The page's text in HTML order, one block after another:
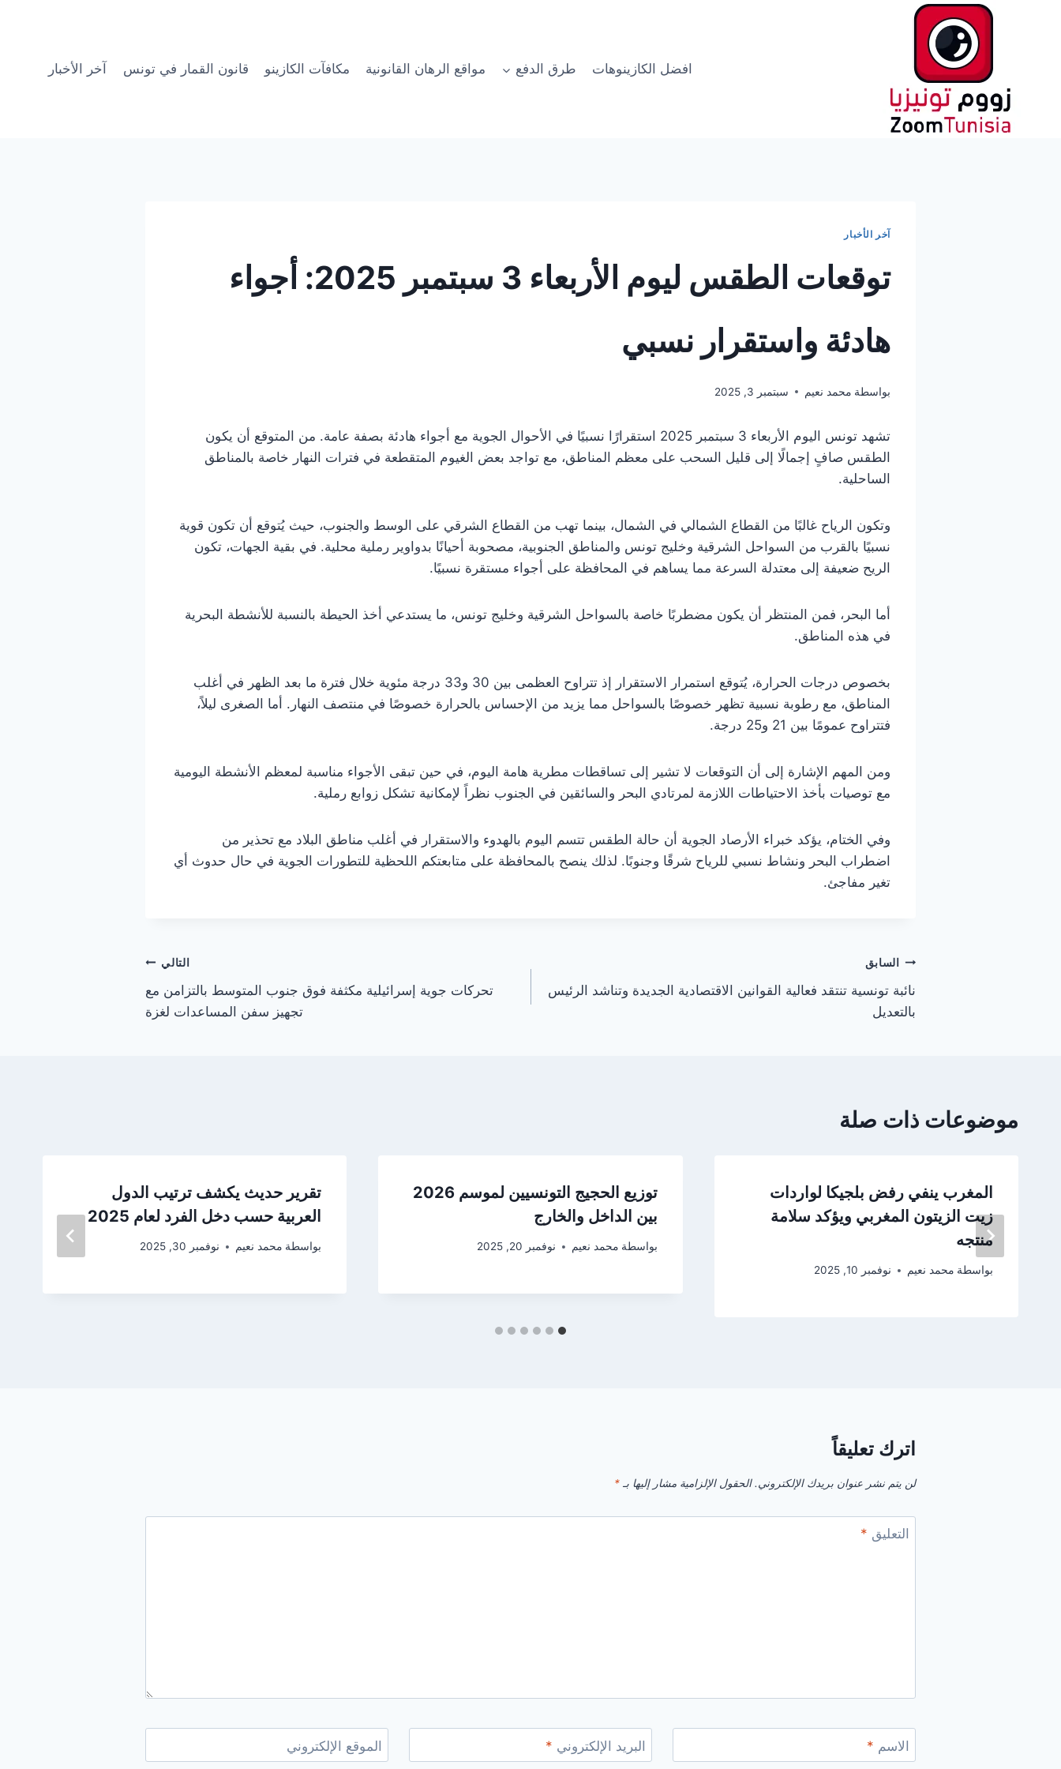
افضل الكازينوهات
طرق الدفع مواقع الرهان القانونية مكافآت الكازينو قانون القمار في تونس آخر الأخبار
آخر الأخبار
توقعات الطقس ليوم الأربعاء 3 سبتمبر 2025: أجواء
هادئة واستقرار نسبي
بواسطة محمد نعيم سبتمبر 3, 2025
تشهد تونس اليوم الأربعاء 3 سبتمبر 2025 استقرارًا نسبيًا في الأحوال الجوية مع أجواء هادئة بصفة عامة. من المتوقع أن يكون
الطقس صافٍ إجمالًا إلى قليل السحب على معظم المناطق، مع تواجد بعض الغيوم المتقطعة في فترات النهار خاصة بالمناطق
الساحلية.
وتكون الرياح غالبًا من القطاع الشمالي في الشمال، بينما تهب من القطاع الشرقي على الوسط والجنوب، حيث يُتوقع أن تكون قوية
نسبيًا بالقرب من السواحل الشرقية وخليج تونس والمناطق الجنوبية، مصحوبة أحيانًا بدواوير رملية محلية. في بقية الجهات، تكون
الريح ضعيفة إلى معتدلة السرعة مما يساهم في المحافظة على أجواء مستقرة نسبيًا.
أما البحر، فمن المنتظر أن يكون مضطربًا خاصة بالسواحل الشرقية وخليج تونس، ما يستدعي أخذ الحيطة بالنسبة للأنشطة البحرية
في هذه المناطق.
بخصوص درجات الحرارة، يُتوقع استمرار الاستقرار إذ تتراوح العظمى بين 30 و33 درجة مئوية خلال فترة ما بعد الظهر في أغلب
المناطق، مع رطوبة نسبية تظهر خصوصًا بالسواحل مما يزيد من الإحساس بالحرارة خصوصًا في منتصف النهار. أما الصغرى ليلاً،
فتتراوح عمومًا بين 21 و25 درجة.
ومن المهم الإشارة إلى أن التوقعات لا تشير إلى تساقطات مطرية هامة اليوم، في حين تبقى الأجواء مناسبة لمعظم الأنشطة اليومية
مع توصيات بأخذ الاحتياطات اللازمة لمرتادي البحر والسائقين في الجنوب نظراً لإمكانية تشكل زوابع رملية.
وفي الختام، يؤكد خبراء الأرصاد الجوية أن حالة الطقس تتسم اليوم بالهدوء والاستقرار في أغلب مناطق البلاد مع تحذير من
اضطراب البحر ونشاط نسبي للرياح شرقًا وجنوبًا. لذلك ينصح بالمحافظة على متابعتكم اللحظية للتطورات الجوية في حال حدوث أي
تغير مفاجئ.
تصفّح
المقالات
السابق
نائبة تونسية تنتقد فعالية القوانين الاقتصادية الجديدة وتناشد الرئيس
بالتعديل
التالي
تحركات جوية إسرائيلية مكثفة فوق جنوب المتوسط بالتزامن مع
تجهيز سفن المساعدات لغزة
موضوعات ذات صلة
المغرب ينفي رفض بلجيكا لواردات
زيت الزيتون المغربي ويؤكد سلامة
منتجه
بواسطة محمد نعيم نوفمبر 10, 2025
توزيع الحجيج التونسيين لموسم 2026
بين الداخل والخارج
بواسطة محمد نعيم نوفمبر 20, 2025
تقرير حديث يكشف ترتيب الدول
العربية حسب دخل الفرد لعام 2025
بواسطة محمد نعيم نوفمبر 30, 2025
اترك تعليقاً
لن يتم نشر عنوان بريدك الإلكتروني. الحقول الإلزامية مشار إليها بـ *
التعليق *
الاسم * البريد الإلكتروني * الموقع الإلكتروني